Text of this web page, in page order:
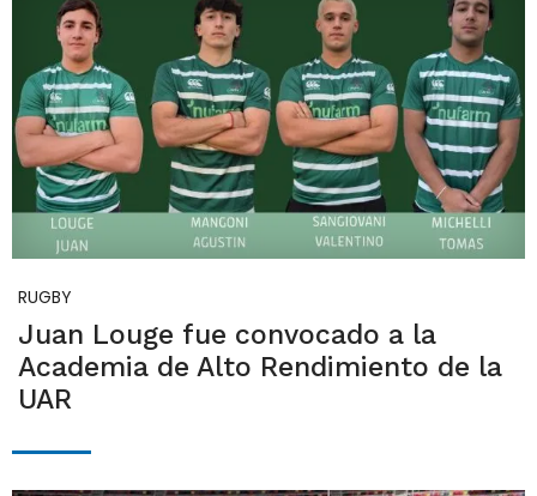
RUGBY
Juan Louge fue convocado a la
Academia de Alto Rendimiento de la
UAR